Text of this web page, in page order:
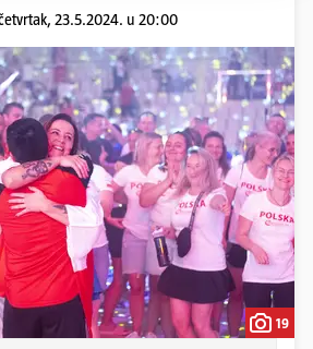
23.5.2024. u 20:00
19